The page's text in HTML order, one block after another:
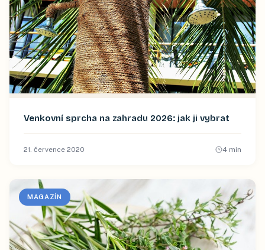
Venkovní sprcha na zahradu 2026: jak ji vybrat
21. července 2020 4 min
MAGAZÍN